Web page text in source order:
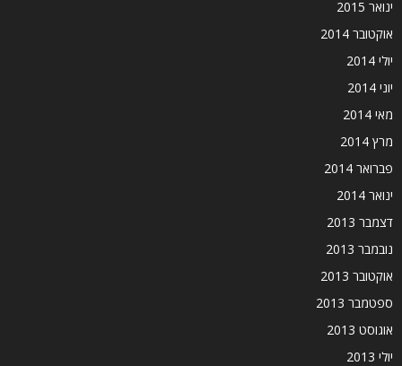
ינואר 2015
אוקטובר 2014
יולי 2014
יוני 2014
מאי 2014
מרץ 2014
פברואר 2014
ינואר 2014
דצמבר 2013
נובמבר 2013
אוקטובר 2013
ספטמבר 2013
אוגוסט 2013
יולי 2013